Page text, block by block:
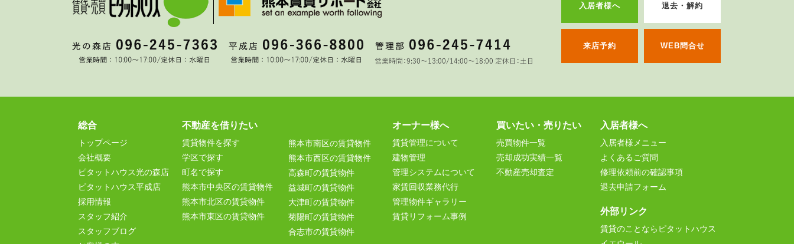
入居者様へ 退去・解約
来店予約 WEB問合せ
総合
トップページ
会社概要
ピタットハウス光の森店
ピタットハウス平成店
採用情報
スタッフ紹介
スタッフブログ
不動産を借りたい
賃貸物件を探す
学区で探す
町名で探す
熊本市中央区の賃貸物件
熊本市北区の賃貸物件
熊本市東区の賃貸物件
熊本市南区の賃貸物件
熊本市西区の賃貸物件
高森町の賃貸物件
益城町の賃貸物件
大津町の賃貸物件
菊陽町の賃貸物件
合志市の賃貸物件
オーナー様へ
賃貸管理について
建物管理
管理システムについて
家賃回収業務代行
管理物件ギャラリー
賃貸リフォーム事例
買いたい・売りたい
売買物件一覧
売却成功実績一覧
不動産売却査定
入居者様へ
入居者様メニュー
よくあるご質問
修理依頼前の確認事項
退去申請フォーム
外部リンク
賃貸のことならピタットハウス